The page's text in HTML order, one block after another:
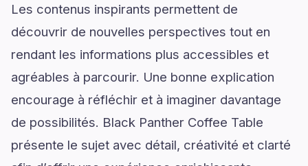
Les contenus inspirants permettent de
découvrir de nouvelles perspectives tout en
rendant les informations plus accessibles et
agréables à parcourir. Une bonne explication
encourage à réfléchir et à imaginer davantage
de possibilités. Black Panther Coffee Table
présente le sujet avec détail, créativité et clarté